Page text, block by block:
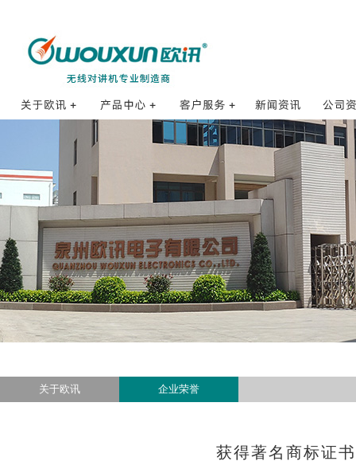
品牌理念
招贤纳士
企业荣誉
研发体系
质量控制
防爆对讲机
数字对讲机
公网对讲机
业余对讲机
专业对讲机
车载对讲机
配件集合
订购方式
销售网络
销售服务
售后服务
使用体验
防伪查询
常见问题FAQ
公司
合作
核准证
关于欧讯 企业荣誉
获得著名商标证书